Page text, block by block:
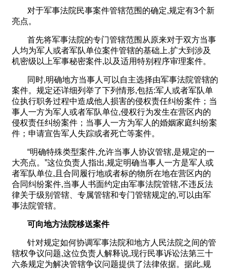
对于军事法院民事案件管辖范围的确定,规定有3个新
亮点。
首先将军事法院的专门管辖范围从原来对于双方当事
人均为军人或者军队单位案件管辖的基础上,扩大到涉及
机密级以上军事秘密案件,以及适用特别程序审理案件。
同时,明确地方当事人可以自主选择由军事法院管辖的
案件。规定还详细列举了下列情形,包括:军人或者军队单
位执行职务过程中造成他人损害的侵权责任纠纷案件；当
事人一方为军人或者军队单位,侵权行为发生在营区内的
侵权责任纠纷案件；当事人一方为军人的婚姻家庭纠纷案
件；申请宣告军人失踪或者死亡等案件。
“明确特殊类型案件,允许当事人协议管辖,是规定的一
大亮点。”这位负责人指出,规定明确当事人一方是军人或
者军队单位,且合同履行地或者标的物所在地在营区内的
合同纠纷案件,当事人书面约定由军事法院管辖,不违反法
律关于级别管辖、专属管辖和专门管辖规定的,可以由军
事法院管辖。
可向地方法院移送案件
针对规定如何协调军事法院和地方人民法院之间的管
辖权争议问题,这位负责人解释说,现行民事诉讼法第三十
六条规定为解决管辖争议问题提供了法律依据。据此,规